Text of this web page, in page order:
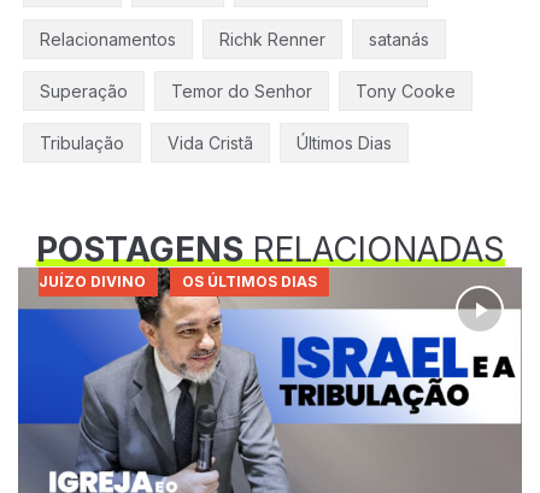
Relacionamentos Richk Renner satanás
Superação Temor do Senhor Tony Cooke
Tribulação Vida Cristã Últimos Dias
POSTAGENSRELACIONADAS
JUÍZO DIVINO OS ÚLTIMOS DIAS